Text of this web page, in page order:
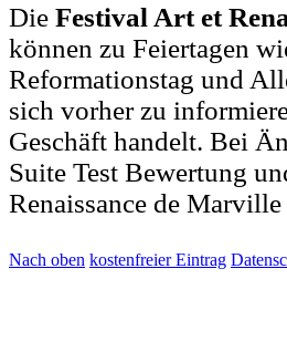
Die Festival Art et
können zu Feiertagen
Reformationstag und
sich vorher zu
Geschäft handelt. Bei
Suite Test Bewertung
Renaissance de
Nach oben kostenfreier Eintrag